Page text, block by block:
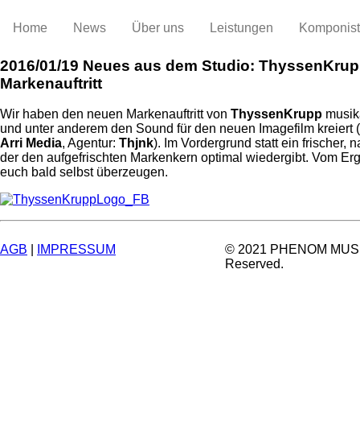
Home News Über uns Leistungen
2016/01/19 Neues aus dem Studio:
Markenauftritt
Wir haben den neuen Markenauftritt von ThyssenKrupp
und unter anderem den Sound für den neuen Imagefilm kreiert
Arri Media, Agentur: Thjnk). ‪Im Vordergrund statt ein frischer,
der den aufgefrischten Markenkern optimal wiedergibt. Vom
euch bald selbst überzeugen.
AGB IMPRESSUM
© 2021 PHENOM
Reserved.